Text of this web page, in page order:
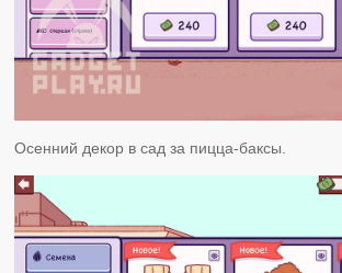
Осенний декор в сад за пицца-баксы.